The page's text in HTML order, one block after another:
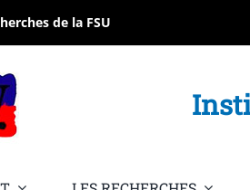
de la FSU